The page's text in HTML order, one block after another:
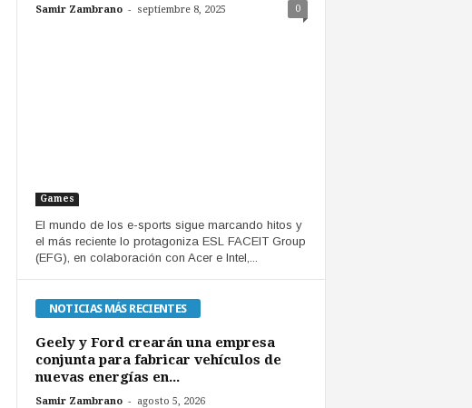
Samir Zambrano - septiembre 8, 2025 0
Games
El mundo de los e-sports sigue marcando hitos y
el más reciente lo protagoniza ESL FACEIT Group
(EFG), en colaboración con Acer e Intel,...
NOTICIAS MÁS RECIENTES
Geely y Ford crearán una empresa
conjunta para fabricar vehículos de
nuevas energías en...
Samir Zambrano - agosto 5, 2026